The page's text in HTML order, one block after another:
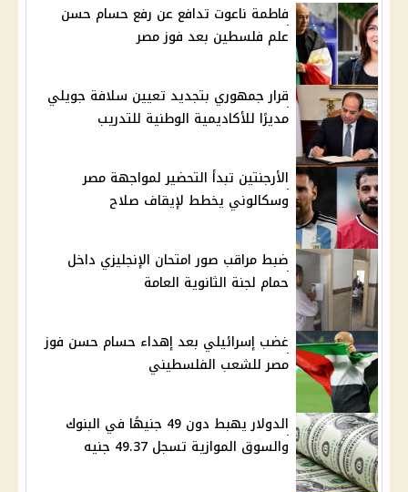
فاطمة ناعوت تدافع عن رفع حسام حسن
علم فلسطين بعد فوز مصر
قرار جمهوري بتجديد تعيين سلافة جويلي
مديرًا للأكاديمية الوطنية للتدريب
الأرجنتين تبدأ التحضير لمواجهة مصر
وسكالوني يخطط لإيقاف صلاح
ضبط مراقب صور امتحان الإنجليزي داخل
حمام لجنة الثانوية العامة
غضب إسرائيلي بعد إهداء حسام حسن فوز
مصر للشعب الفلسطيني
الدولار يهبط دون 49 جنيهًا في البنوك
والسوق الموازية تسجل 49.37 جنيه